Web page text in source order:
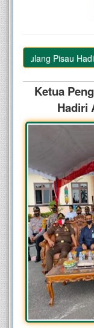
Pulang Pisau Hadiri
Ketua
Hadiri